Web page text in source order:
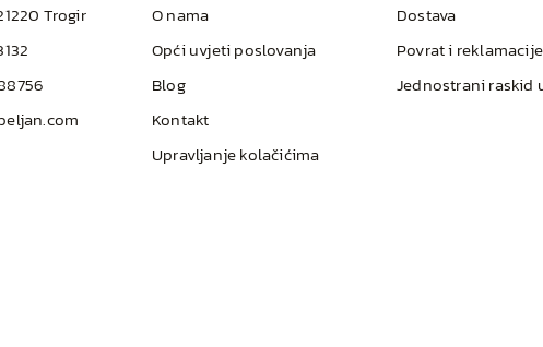
Trogir
O nama
Opći uvjeti poslovanja
Blog
Kontakt
Upravljanje kolačićima
Dostava
Povrat i reklamacije
Jednostrani raskid